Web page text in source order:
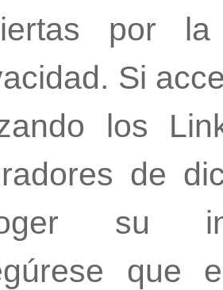
por
Si
los
de
su
que